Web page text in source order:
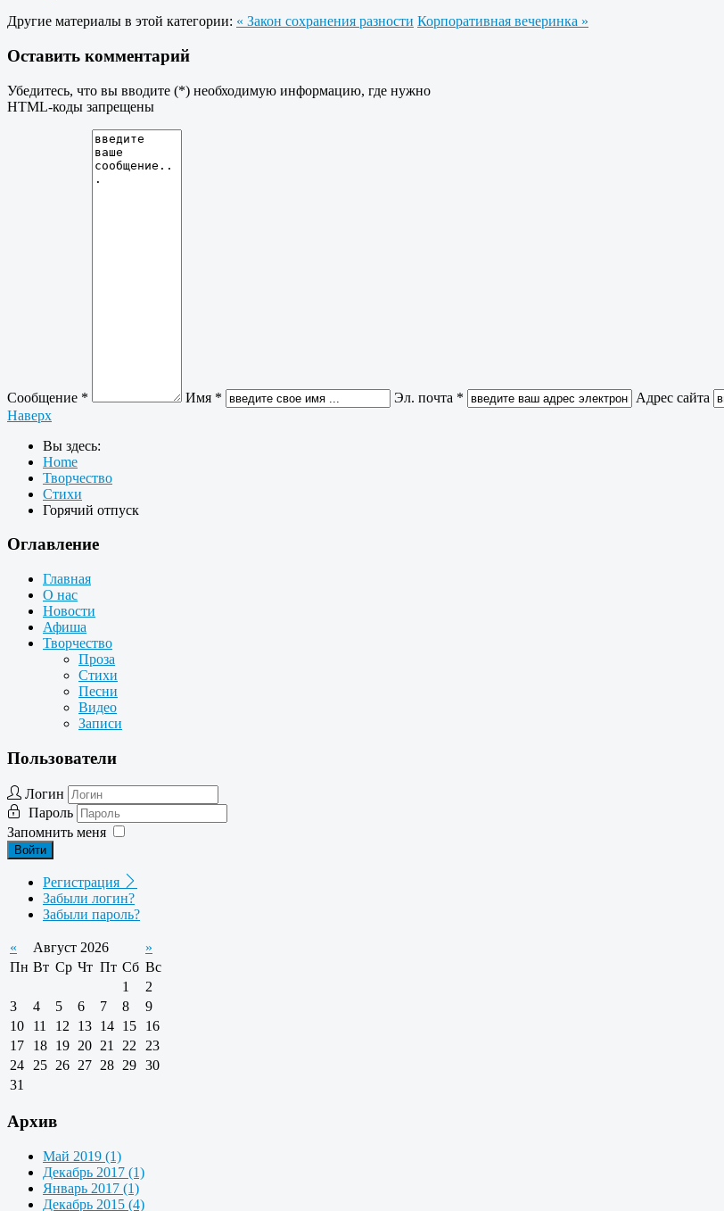
Другие материалы в этой категории: « Закон сохранения разности Корпоративная вечеринка »
Оставить комментарий
Убедитесь, что вы вводите (*) необходимую информацию, где нужно
HTML-коды запрещены
Сообщение * Имя * Эл. почта *
Адрес сайта
Наверх
Вы здесь:
Home
Творчество
Стихи
Горячий отпуск
Оглавление
Главная
О нас
Новости
Афиша
Творчество
Проза
Стихи
Песни
Видео
Записи
Пользователи
Логин
Пароль
Запомнить меня
Войти
Регистрация
Забыли логин?
Забыли пароль?
« Август 2026
»
Пн Вт Ср Чт Пт Сб Вс
1
2
3
4 5 6 7 8
9
10
11 12 13 14 15
16
17
18 19 20 21 22
23
24
25 26 27 28 29 30
31
Архив
Май 2019 (1)
Декабрь 2017 (1)
Январь 2017 (1)
Декабрь 2015 (4)